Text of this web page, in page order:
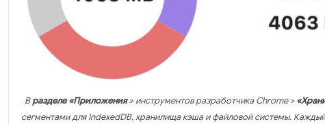
Вразделе «Приложения» инструментов разработчика Chrome >
сегментами для IndexedDB, хранилища кэша и файловой системы.